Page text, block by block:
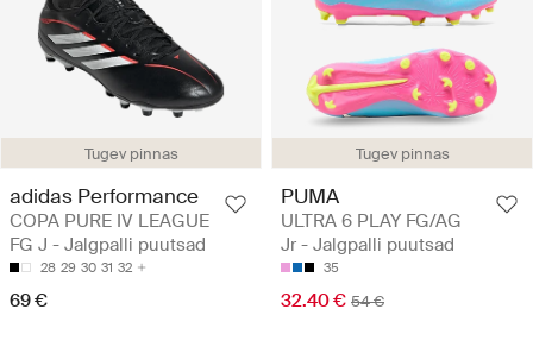
Tugev pinnas
adidas Performance
COPA PURE IV LEAGUE
FG J - Jalgpalli puutsad
28 29 30 31 32
69 €
Tugev pinnas
PUMA
ULTRA 6 PLAY FG/AG
Jr - Jalgpalli puutsad
35
32.40 € 54 €